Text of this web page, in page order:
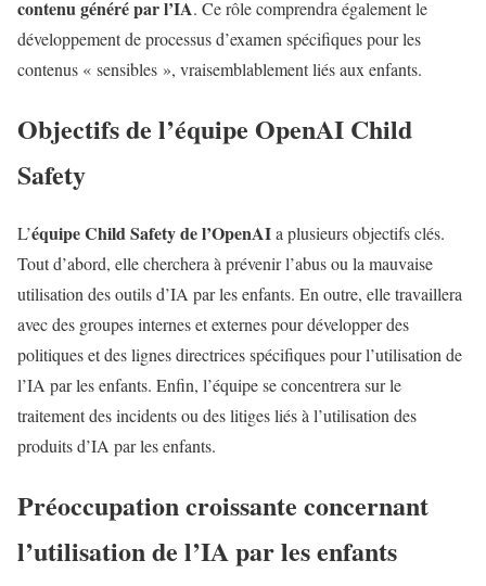
contenu généré par l’IA. Ce rôle comprendra également le
développement de processus d’examen spécifiques pour les
contenus « sensibles », vraisemblablement liés aux enfants.
Objectifs de l’équipe OpenAI Child
Safety
L’équipe Child Safety de l’OpenAIa plusieurs objectifs clés.
Tout d’abord, elle cherchera à prévenir l’abus ou la mauvaise
utilisation des outils d’IA par les enfants. En outre, elle travaillera
avec des groupes internes et externes pour développer des
politiques et des lignes directrices spécifiques pour l’utilisation de
l’IA par les enfants. Enfin, l’équipe se concentrera sur le
traitement des incidents ou des litiges liés à l’utilisation des
produits d’IA par les enfants.
Préoccupation croissante concernant
l’utilisation de l’IA par les enfants